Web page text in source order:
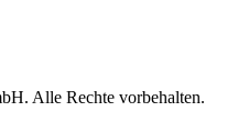
Alle Rechte vorbehalten.